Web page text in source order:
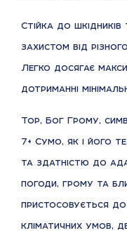
Стійка до
захистом від
Легко досягає
дотриманні
Тор, Бог Грому,
7+ Сумо, як і його
та здатністю до
погоди, грому та
пристосовується до
кліматичних умов,